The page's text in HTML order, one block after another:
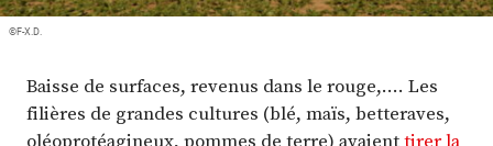
©F-X.D.
Baisse de surfaces, revenus dans le rouge,…. Les
filières de grandes cultures (blé, maïs, betteraves,
oléoprotéagineux, pommes de terre) avaienttirer la